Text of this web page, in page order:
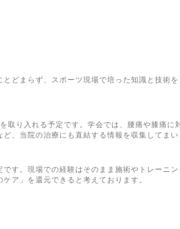
どまらず、スポーツ現場で培った知識と技術
取り入れる予定です。学会では、腰痛や膝痛に
、当院の治療にも直結する情報を収集してまい
す。現場での経験はそのまま施術やトレーニ
ア」を還元できると考えております。